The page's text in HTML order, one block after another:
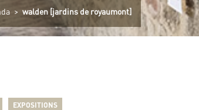
> walden [jardins de royaumont]
EXPOSITIONS